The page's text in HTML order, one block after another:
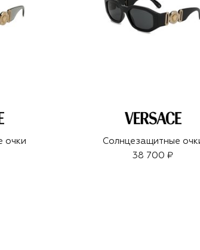
очки
Солнцезащитные
38 700 ₽